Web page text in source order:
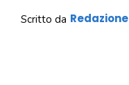
Scritto da Redazione